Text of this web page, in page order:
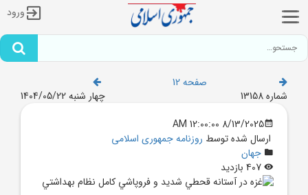
ورود
صفحه 12
شماره 13158
چهار شنبه 1404/05/22
8/13/2025 12:00:00 AM
ارسال شده توسط روزنامه جمهوری اسلامی
جهان